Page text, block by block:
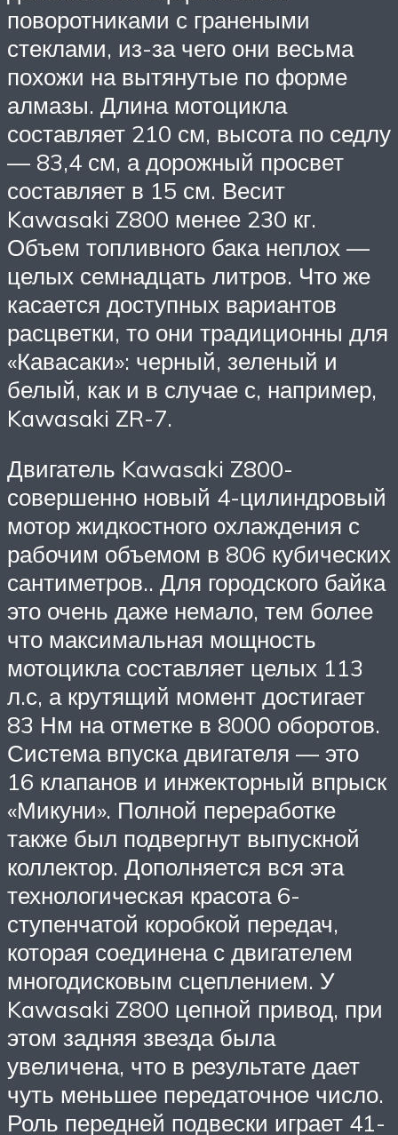
поворотниками с гранеными
стеклами, из-за чего они весьма
похожи на вытянутые по форме
алмазы. Длина мотоцикла
составляет 210 см, высота по седлу
— 83,4 см, а дорожный просвет
составляет в 15 см. Весит
Kawasaki Z800 менее 230 кг.
Объем топливного бака неплох —
целых семнадцать литров. Что же
касается доступных вариантов
расцветки, то они традиционны для
«Кавасаки»: черный, зеленый и
белый, как и в случае с, например,
Kawasaki ZR-7.
Двигатель Kawasaki Z800-
совершенно новый 4-цилиндровый
мотор жидкостного охлаждения с
рабочим объемом в 806 кубических
сантиметров.. Для городского байка
это очень даже немало, тем более
что максимальная мощность
мотоцикла составляет целых 113
л.с, а крутящий момент достигает
83 Нм на отметке в 8000 оборотов.
Система впуска двигателя — это
16 клапанов и инжекторный впрыск
«Микуни». Полной переработке
также был подвергнут выпускной
коллектор. Дополняется вся эта
технологическая красота 6-
ступенчатой коробкой передач,
которая соединена с двигателем
многодисковым сцеплением. У
Kawasaki Z800 цепной привод, при
этом задняя звезда была
увеличена, что в результате дает
чуть меньшее передаточное число.
Роль передней подвески играет 41-